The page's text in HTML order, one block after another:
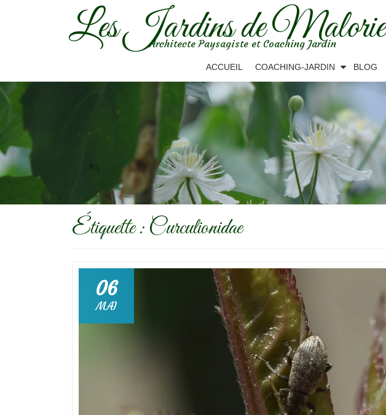
Les Jardins de Malorie
Architecte Paysagiste et Coaching Jardin
ACCUEIL COACHING-JARDIN BLOG
Étiquette : Curculionidae
06
MAI